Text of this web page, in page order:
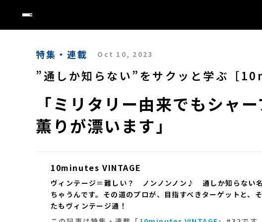
特集・連載 Oct 10, 2023
”通しか知らない”をサクッと学ぶ［
「ミリタリー由来でもシャ
薫りが漂います」
10minutes VINTAGE
ヴィンテージ＝難しい？ ノンノンノン♪ 通しか知らない
ちゃうんです。その道のプロが、目指すべきターゲットと
たもヴィンテージ通！